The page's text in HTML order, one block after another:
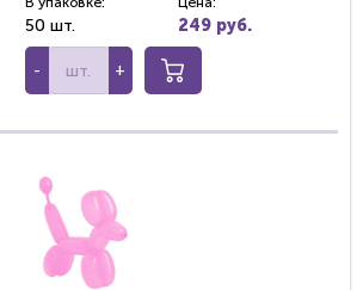
50 шт. 249 руб.
- +